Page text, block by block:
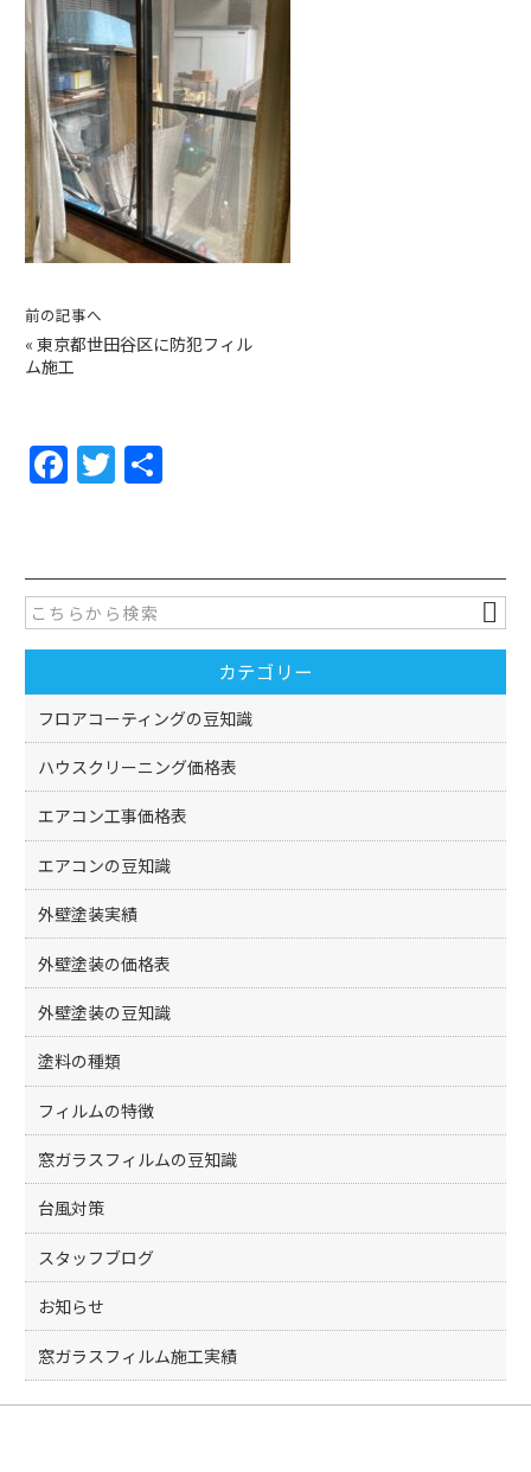
前の記事へ
« 東京都世田谷区に防犯フィル
ム施工
F
a
e
b
o
o
k
T
w
er
カテゴリー
フロアコーティングの豆知識
ハウスクリーニング価格表
エアコン工事価格表
エアコンの豆知識
外壁塗装実績
外壁塗装の価格表
外壁塗装の豆知識
塗料の種類
フィルムの特徴
窓ガラスフィルムの豆知識
台風対策
スタッフブログ
お知らせ
窓ガラスフィルム施工実績